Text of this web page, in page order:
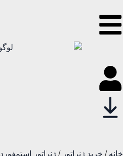
خانه / خرید ژنراتور / ژنراتور استمفورد